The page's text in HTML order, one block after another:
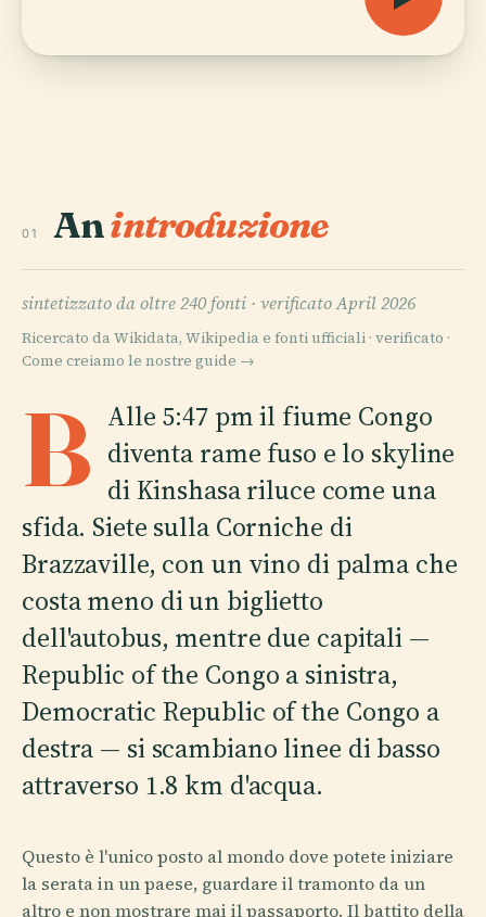
01 Anintroduzione
sintetizzato da oltre 240 fonti · verificato April 2026
Ricercato da Wikidata, Wikipedia e fonti ufficiali · verificato ·
Come creiamo le nostre guide →
B Alle 5:47 pm il fiume Congo
diventa rame fuso e lo skyline
di Kinshasa riluce come una
sfida. Siete sulla Corniche di
Brazzaville, con un vino di palma che
costa meno di un biglietto
dell'autobus, mentre due capitali —
Republic of the Congo a sinistra,
Democratic Republic of the Congo a
destra — si scambiano linee di basso
attraverso 1.8 km d'acqua.
Questo è l'unico posto al mondo dove potete iniziare
la serata in un paese, guardare il tramonto da un
altro e non mostrare mai il passaporto. Il battito della